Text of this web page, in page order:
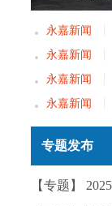
永嘉新闻
永嘉新闻
永嘉新闻
次党员大会召开
永嘉新闻
实——今日辟谣
专题发布
【专题】